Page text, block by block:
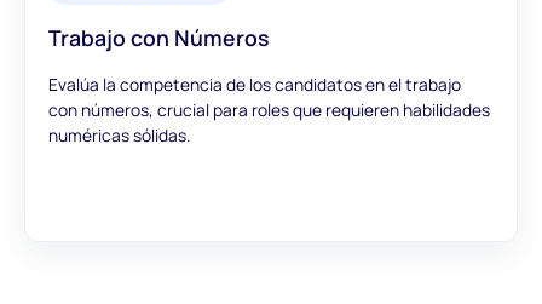
Trabajo con Números
Evalúa la competencia de los candidatos en el trabajo
con números, crucial para roles que requieren habilidades
numéricas sólidas.